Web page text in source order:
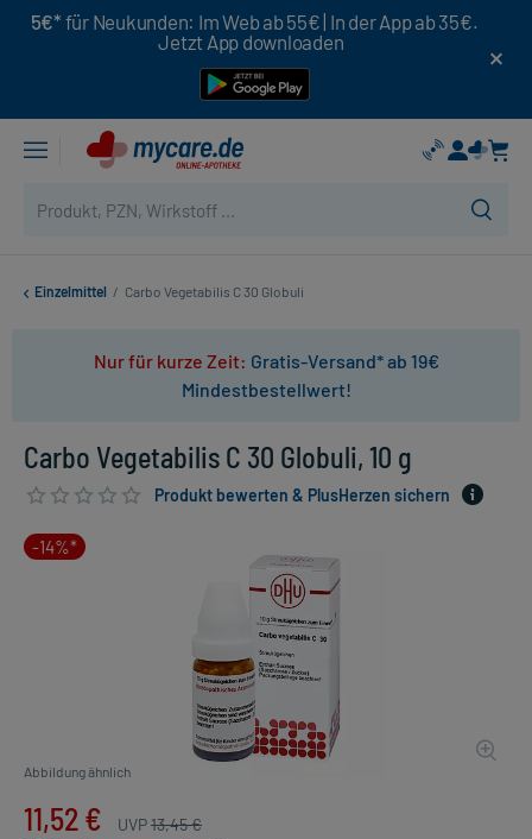
5€* für Neukunden: Im Web ab 55€ | In der App ab 35€.
Jetzt App downloaden
Einzelmittel / Carbo Vegetabilis C 30 Globuli
Nur für kurze Zeit: Gratis-Versand* ab 19€
Mindestbestellwert!
Carbo Vegetabilis C 30 Globuli, 10 g
Produkt bewerten & PlusHerzen sichern
-14%*
Abbildung ähnlich
11,52 € UVP13,45 €